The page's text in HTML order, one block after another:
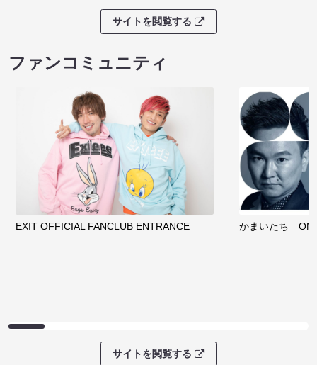
サイトを閲覧する
ファンコミュニティ
EXIT OFFICIAL FANCLUB ENTRANCE かまいたち
サイトを閲覧する